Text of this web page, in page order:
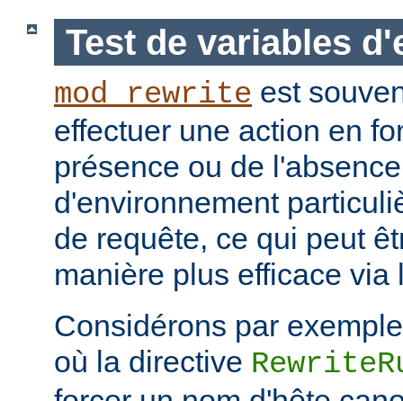
Test de variables
mod_rewrite est
effectuer une action en
présence ou de
d'environnement
de requête, ce qui peut
manière plus efficace
Considérons par
où la directive